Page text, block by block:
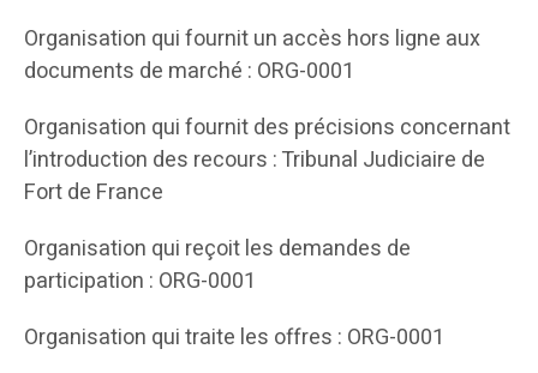
Organisation qui fournit un accès hors ligne aux
documents de marché : ORG-0001
Organisation qui fournit des précisions concernant
l’introduction des recours : Tribunal Judiciaire de
Fort de France
Organisation qui reçoit les demandes de
participation : ORG-0001
Organisation qui traite les offres : ORG-0001